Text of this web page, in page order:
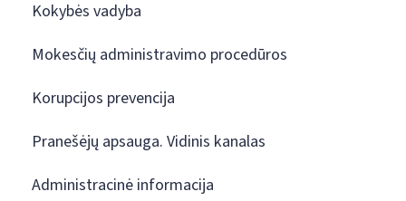
Kokybės vadyba
Mokesčių administravimo procedūros
Korupcijos prevencija
Pranešėjų apsauga. Vidinis kanalas
Administracinė informacija